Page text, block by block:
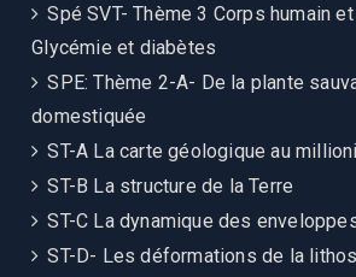
Spé SVT- Thème 3 Corps humain
Glycémie et diabètes
SPE: Thème 2-A- De la plante
domestiquée
ST-A La carte géologique au
ST-B La structure de la Terre
ST-C La dynamique des
ST-D- Les déformations de la